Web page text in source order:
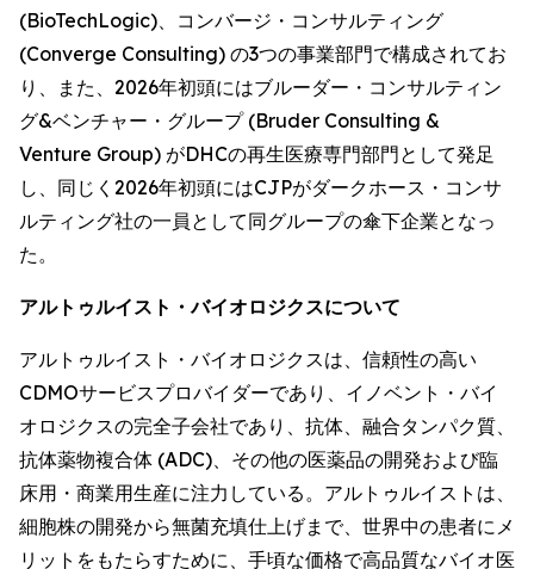
(BioTechLogic)、コンバージ・コンサルティング
(Converge Consulting) の3つの事業部門で構成されてお
り、また、2026年初頭にはブルーダー・コンサルティン
グ&ベンチャー・グループ (Bruder Consulting &
Venture Group) がDHCの再生医療専門部門として発足
し、同じく2026年初頭にはCJPがダークホース・コンサ
ルティング社の一員として同グループの傘下企業となっ
た。
アルトゥルイスト・バイオロジクスについて
アルトゥルイスト・バイオロジクスは、信頼性の高い
CDMOサービスプロバイダーであり、イノベント・バイ
オロジクスの完全子会社であり、抗体、融合タンパク質、
抗体薬物複合体 (ADC)、その他の医薬品の開発および臨
床用・商業用生産に注力している。アルトゥルイストは、
細胞株の開発から無菌充填仕上げまで、世界中の患者にメ
リットをもたらすために、手頃な価格で高品質なバイオ医